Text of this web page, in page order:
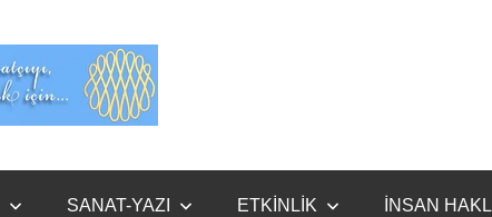
Benim
SANAT-YAZI ETKİNLİK İNSAN